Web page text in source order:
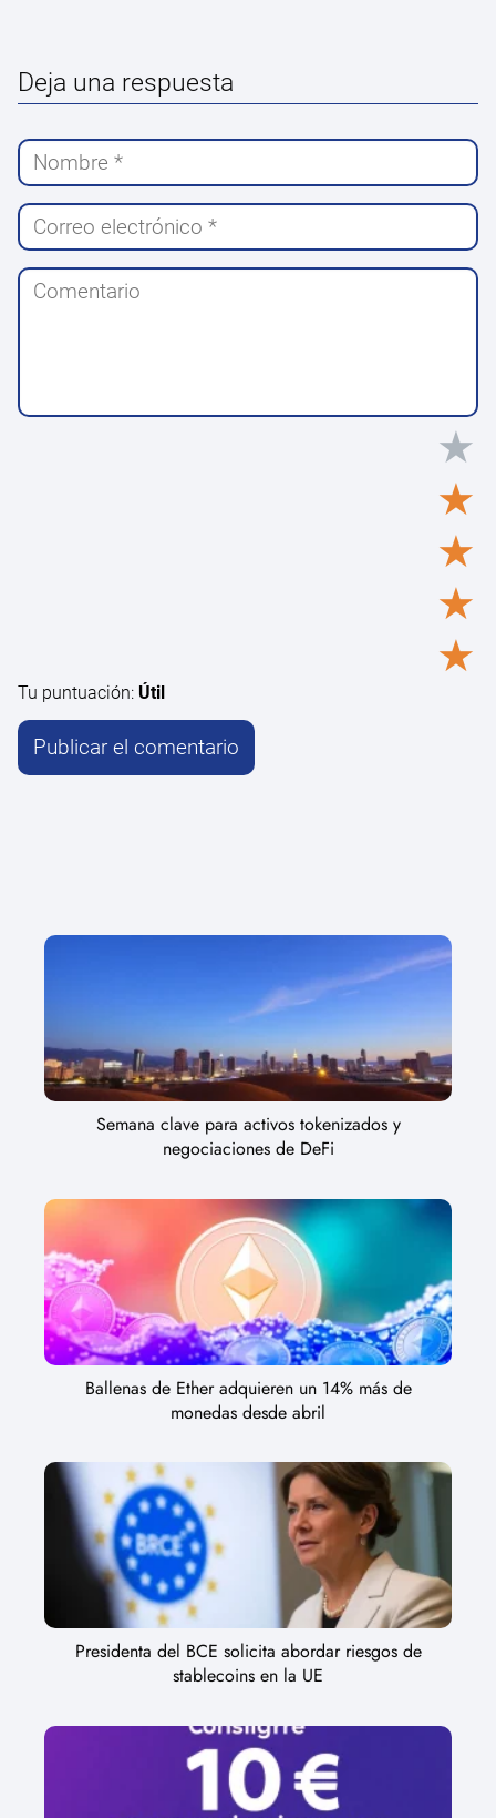
Deja una respuesta
★
★
★
★
★
Tu puntuación: Útil
Semana clave para activos tokenizados y
negociaciones de DeFi
Ballenas de Ether adquieren un 14% más de
monedas desde abril
Presidenta del BCE solicita abordar riesgos de
stablecoins en la UE